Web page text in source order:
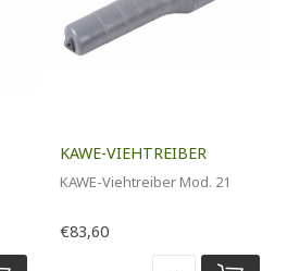
KAWE-VIEHTREIBER
KAWE-Viehtreiber Mod. 21
€83,60